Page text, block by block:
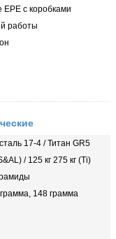
с коробками
работы
17-4 / Титан GR5
/ 125 кг 275 кг (Ti)
148 грамма